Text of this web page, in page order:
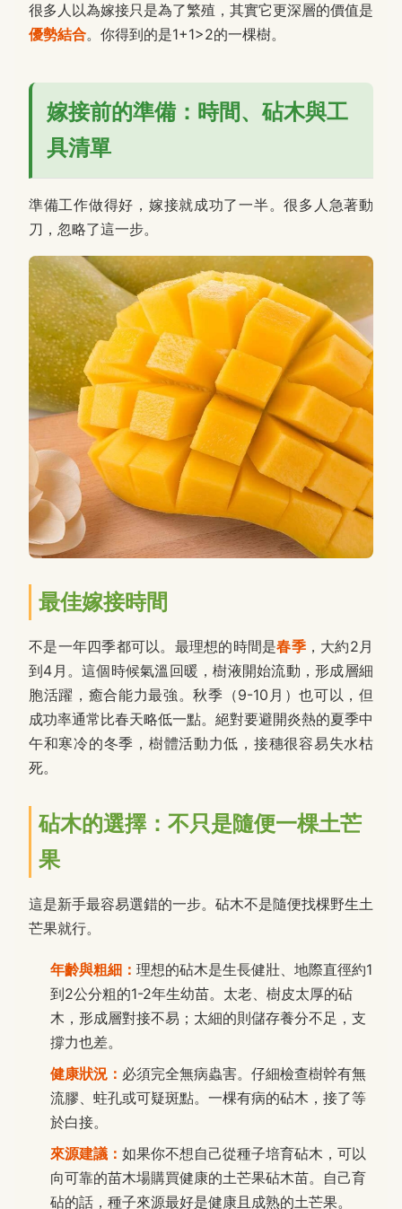
很多人以為嫁接只是為了繁殖，其實它更深層的價值是
優勢結合。你得到的是1+1>2的一棵樹。
嫁接前的準備：時間、砧木與工
具清單
準備工作做得好，嫁接就成功了一半。很多人急著動
刀，忽略了這一步。
最佳嫁接時間
不是一年四季都可以。最理想的時間是春季，大約2月
到4月。這個時候氣溫回暖，樹液開始流動，形成層細
胞活躍，癒合能力最強。秋季（9-10月）也可以，但
成功率通常比春天略低一點。絕對要避開炎熱的夏季中
午和寒冷的冬季，樹體活動力低，接穗很容易失水枯
死。
砧木的選擇：不只是隨便一棵土芒
果
這是新手最容易選錯的一步。砧木不是隨便找棵野生土
芒果就行。
年齡與粗細： 理想的砧木是生長健壯、地際直徑約1
到2公分粗的1-2年生幼苗。太老、樹皮太厚的砧
木，形成層對接不易；太細的則儲存養分不足，支
撐力也差。
健康狀況： 必須完全無病蟲害。仔細檢查樹幹有無
流膠、蛀孔或可疑斑點。一棵有病的砧木，接了等
於白接。
來源建議： 如果你不想自己從種子培育砧木，可以
向可靠的苗木場購買健康的土芒果砧木苗。自己育
砧的話，種子來源最好是健康且成熟的土芒果。